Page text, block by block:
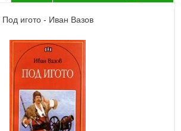
Под игото - Иван Вазов